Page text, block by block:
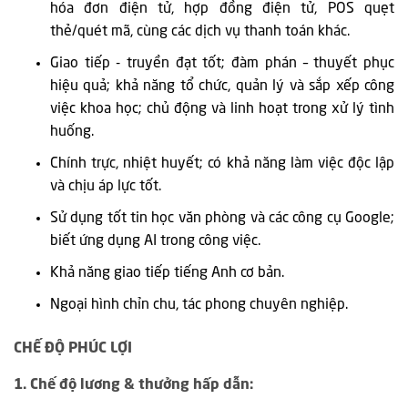
hóa đơn điện tử, hợp đồng điện tử, POS quẹt
thẻ/quét mã, cùng các dịch vụ thanh toán khác.
Giao tiếp - truyền đạt tốt; đàm phán – thuyết phục
hiệu quả; khả năng tổ chức, quản lý và sắp xếp công
việc khoa học; chủ động và linh hoạt trong xử lý tình
huống.
Chính trực, nhiệt huyết; có khả năng làm việc độc lập
và chịu áp lực tốt.
Sử dụng tốt tin học văn phòng và các công cụ Google;
biết ứng dụng AI trong công việc.
Khả năng giao tiếp tiếng Anh cơ bản.
Ngoại hình chỉn chu, tác phong chuyên nghiệp.
CHẾ ĐỘ PHÚC LỢI
1. Chế độ lương & thưởng hấp dẫn: